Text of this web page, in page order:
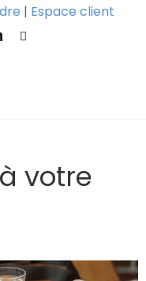
| Espace client
votre